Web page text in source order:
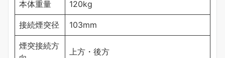
本体重量 120kg
接続煙突径 103mm
煙突接続方
上方・後方